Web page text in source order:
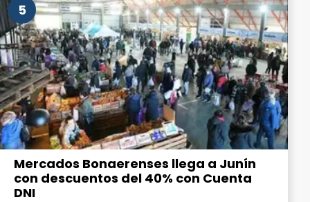
5
Mercados Bonaerenses llega a Junín
con descuentos del 40% con Cuenta
DNI